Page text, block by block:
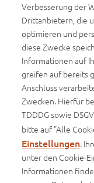
Leistungsgarantie
den GDV-
Update-Garantie bei
beitragsfreien
Differenzdeckung
Versichererwechsel
Zusatzoptionen
Versicherungsschein
Verbesserung der
Drittanbietern, die
optimieren und
diese Zwecke
Informationen auf
greifen auf bereits
Anschluss
Zwecken. Hierfür
TDDDG sowie
bitte auf "Alle
Einstellungen.
unter den Cookie-
Informationen